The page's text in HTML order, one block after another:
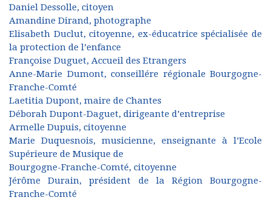
Daniel Dessolle, citoyen
Amandine Dirand, photographe
Elisabeth Duclut, citoyenne, ex-éducatrice spécialisée de
la protection de l’enfance
Françoise Duguet, Accueil des Etrangers
Anne-Marie Dumont, conseillére régionale Bourgogne-
Franche-Comté
Laetitia Dupont, maire de Chantes
Déborah Dupont-Daguet, dirigeante d’entreprise
Armelle Dupuis, citoyenne
Marie Duquesnois, musicienne, enseignante à l’Ecole
Supérieure de Musique de
Bourgogne-Franche-Comté, citoyenne
Jérôme Durain, président de la Région Bourgogne-
Franche-Comté